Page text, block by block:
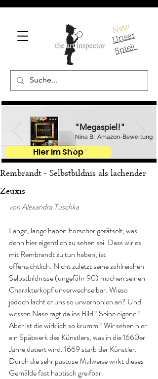
Neu!
U
ns
er
S
pi
el!
"Megaspiel!"
Nina B., Amazon-Bewertung
Hier im Shop
Rembrandt - Selbstbildnis als lachender
Zeuxis
von Alexandra Tuschka
Lange, lange haben Forscher gerätselt, was
denn hier eigentlich zu sehen sei. Dass wir es
mit Rembrandt zu tun haben, ist
offensichtlich. Nicht zuletzt seine zahlreichen
Selbstbildnisse (ungefähr 90) machen seinen
Charakterkopf unverwechselbar. Wieso
jedoch lacht er uns so unverhohlen an? Und
wessen Nase ragt da ins Bild? Seine eigene?
Aber ist die wirklich so krumm? Wir sehen hier
ein Spätwerk des Künstlers, was in die 1660er
Jahre datiert wird. 1669 starb der Künstler.
Durch die sehr pastose Malweise wirkt dieses
Gemälde fast haptisch greifbar.